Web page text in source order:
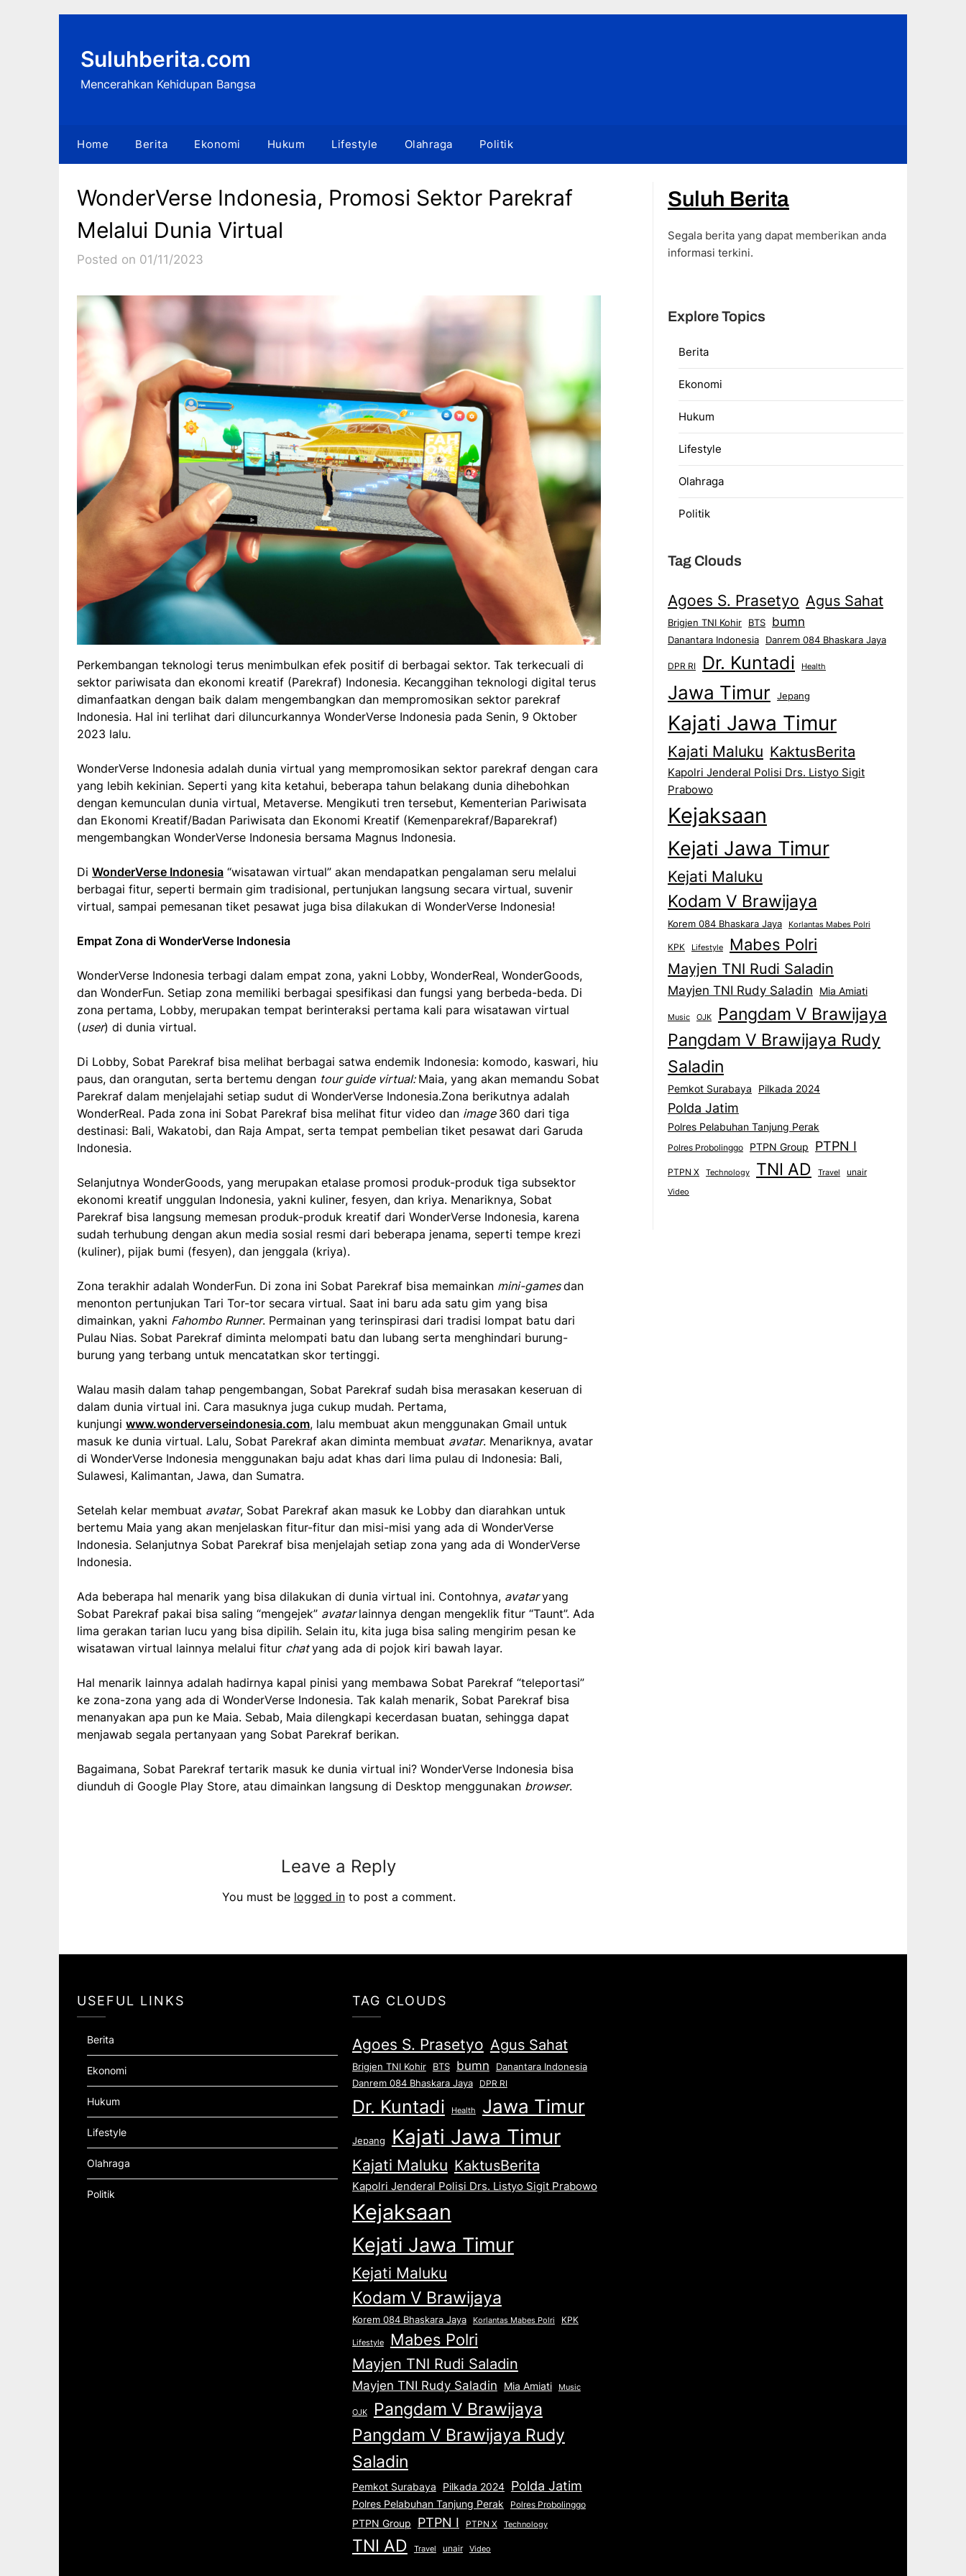
Suluhberita.com
Mencerahkan Kehidupan Bangsa
Home Berita Ekonomi Hukum Lifestyle Olahraga Politik
WonderVerse Indonesia, Promosi Sektor Parekraf
Melalui Dunia Virtual
Posted on 01/11/2023
Perkembangan teknologi terus menimbulkan efek positif di berbagai sektor. Tak terkecuali di
sektor pariwisata dan ekonomi kreatif (Parekraf) Indonesia. Kecanggihan teknologi digital terus
dimanfaatkan dengan baik dalam mengembangkan dan mempromosikan sektor parekraf
Indonesia. Hal ini terlihat dari diluncurkannya WonderVerse Indonesia pada Senin, 9 Oktober
2023 lalu.
WonderVerse Indonesia adalah dunia virtual yang mempromosikan sektor parekraf dengan cara
yang lebih kekinian. Seperti yang kita ketahui, beberapa tahun belakang dunia dihebohkan
dengan kemunculan dunia virtual, Metaverse. Mengikuti tren tersebut, Kementerian Pariwisata
dan Ekonomi Kreatif/Badan Pariwisata dan Ekonomi Kreatif (Kemenparekraf/Baparekraf)
mengembangkan WonderVerse Indonesia bersama Magnus Indonesia.
Di WonderVerse Indonesia “wisatawan virtual” akan mendapatkan pengalaman seru melalui
berbagai fitur, seperti bermain gim tradisional, pertunjukan langsung secara virtual, suvenir
virtual, sampai pemesanan tiket pesawat juga bisa dilakukan di WonderVerse Indonesia!
Empat Zona di WonderVerse Indonesia
WonderVerse Indonesia terbagi dalam empat zona, yakni Lobby, WonderReal, WonderGoods,
dan WonderFun. Setiap zona memiliki berbagai spesifikasi dan fungsi yang berbeda-beda. Di
zona pertama, Lobby, merupakan tempat berinteraksi pertama kali para wisatawan virtual
(user) di dunia virtual.
Di Lobby, Sobat Parekraf bisa melihat berbagai satwa endemik Indonesia: komodo, kaswari, hiu
paus, dan orangutan, serta bertemu dengan tour guide virtual: Maia, yang akan memandu Sobat
Parekraf dalam menjelajahi setiap sudut di WonderVerse Indonesia.Zona berikutnya adalah
WonderReal. Pada zona ini Sobat Parekraf bisa melihat fitur video dan image 360 dari tiga
destinasi: Bali, Wakatobi, dan Raja Ampat, serta tempat pembelian tiket pesawat dari Garuda
Indonesia.
Selanjutnya WonderGoods, yang merupakan etalase promosi produk-produk tiga subsektor
ekonomi kreatif unggulan Indonesia, yakni kuliner, fesyen, dan kriya. Menariknya, Sobat
Parekraf bisa langsung memesan produk-produk kreatif dari WonderVerse Indonesia, karena
sudah terhubung dengan akun media sosial resmi dari beberapa jenama, seperti tempe krezi
(kuliner), pijak bumi (fesyen), dan jenggala (kriya).
Zona terakhir adalah WonderFun. Di zona ini Sobat Parekraf bisa memainkan mini-gamesdan
menonton pertunjukan Tari Tor-tor secara virtual. Saat ini baru ada satu gim yang bisa
dimainkan, yakni Fahombo Runner. Permainan yang terinspirasi dari tradisi lompat batu dari
Pulau Nias. Sobat Parekraf diminta melompati batu dan lubang serta menghindari burung-
burung yang terbang untuk mencatatkan skor tertinggi.
Walau masih dalam tahap pengembangan, Sobat Parekraf sudah bisa merasakan keseruan di
dalam dunia virtual ini. Cara masuknya juga cukup mudah. Pertama,
kunjungi www.wonderverseindonesia.com, lalu membuat akun menggunakan Gmail untuk
masuk ke dunia virtual. Lalu, Sobat Parekraf akan diminta membuat avatar. Menariknya, avatar
di WonderVerse Indonesia menggunakan baju adat khas dari lima pulau di Indonesia: Bali,
Sulawesi, Kalimantan, Jawa, dan Sumatra.
Setelah kelar membuat avatar, Sobat Parekraf akan masuk ke Lobby dan diarahkan untuk
bertemu Maia yang akan menjelaskan fitur-fitur dan misi-misi yang ada di WonderVerse
Indonesia. Selanjutnya Sobat Parekraf bisa menjelajah setiap zona yang ada di WonderVerse
Indonesia.
Ada beberapa hal menarik yang bisa dilakukan di dunia virtual ini. Contohnya, avataryang
Sobat Parekraf pakai bisa saling “mengejek” avatarlainnya dengan mengeklik fitur “Taunt”. Ada
lima gerakan tarian lucu yang bisa dipilih. Selain itu, kita juga bisa saling mengirim pesan ke
wisatawan virtual lainnya melalui fitur chatyang ada di pojok kiri bawah layar.
Hal menarik lainnya adalah hadirnya kapal pinisi yang membawa Sobat Parekraf “teleportasi”
ke zona-zona yang ada di WonderVerse Indonesia. Tak kalah menarik, Sobat Parekraf bisa
menanyakan apa pun ke Maia. Sebab, Maia dilengkapi kecerdasan buatan, sehingga dapat
menjawab segala pertanyaan yang Sobat Parekraf berikan.
Bagaimana, Sobat Parekraf tertarik masuk ke dunia virtual ini? WonderVerse Indonesia bisa
diunduh di Google Play Store, atau dimainkan langsung di Desktop menggunakan browser.
Leave a Reply
You must be logged into post a comment.
Suluh Berita
Segala berita yang dapat memberikan anda
informasi terkini.
Explore Topics
Berita
Ekonomi
Hukum
Lifestyle
Olahraga
Politik
Tag Clouds
Agoes S. Prasetyo Agus Sahat
Brigjen TNI Kohir BTS bumn
Danantara Indonesia Danrem 084 Bhaskara Jaya
DPR RI Dr. Kuntadi Health
Jawa Timur Jepang
Kajati Jawa Timur
Kajati Maluku KaktusBerita
Kapolri Jenderal Polisi Drs. Listyo Sigit
Prabowo
Kejaksaan
Kejati Jawa Timur
Kejati Maluku
Kodam V Brawijaya
Korem 084 Bhaskara Jaya Korlantas Mabes Polri
KPK Lifestyle Mabes Polri
Mayjen TNI Rudi Saladin
Mayjen TNI Rudy Saladin Mia Amiati
Music OJK Pangdam V Brawijaya
Pangdam V Brawijaya Rudy
Saladin
Pemkot Surabaya Pilkada 2024
Polda Jatim
Polres Pelabuhan Tanjung Perak
Polres Probolinggo PTPN Group PTPN I
PTPN X Technology TNI AD Travel unair
Video
USEFUL LINKS
Berita
Ekonomi
Hukum
Lifestyle
Olahraga
Politik
TAG CLOUDS
Agoes S. Prasetyo Agus Sahat
Brigjen TNI Kohir BTS bumn
Danantara Indonesia
Danrem 084 Bhaskara Jaya
DPR RI
Dr. Kuntadi Health Jawa Timur
Jepang Kajati Jawa Timur
Kajati Maluku KaktusBerita
Kapolri Jenderal Polisi Drs. Listyo Sigit Prabowo
Kejaksaan
Kejati Jawa Timur
Kejati Maluku
Kodam V Brawijaya
Korem 084 Bhaskara Jaya Korlantas Mabes Polri KPK
Lifestyle Mabes Polri
Mayjen TNI Rudi Saladin
Mayjen TNI Rudy Saladin Mia Amiati Music
OJK Pangdam V Brawijaya
Pangdam V Brawijaya Rudy
Saladin
Pemkot Surabaya Pilkada 2024 Polda Jatim
Polres Pelabuhan Tanjung Perak Polres Probolinggo
PTPN Group PTPN I PTPN X Technology
TNI AD Travel unair Video